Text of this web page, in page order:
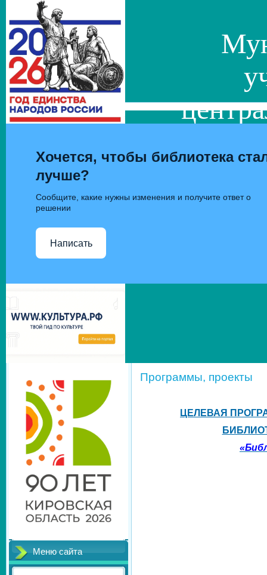
Хочется, чтобы библиотека
лучше?
Сообщите, какие нужны изменения и получите ответ о
решении
Написать
Меню сайта
Программы, проекты
ЦЕЛЕВАЯ